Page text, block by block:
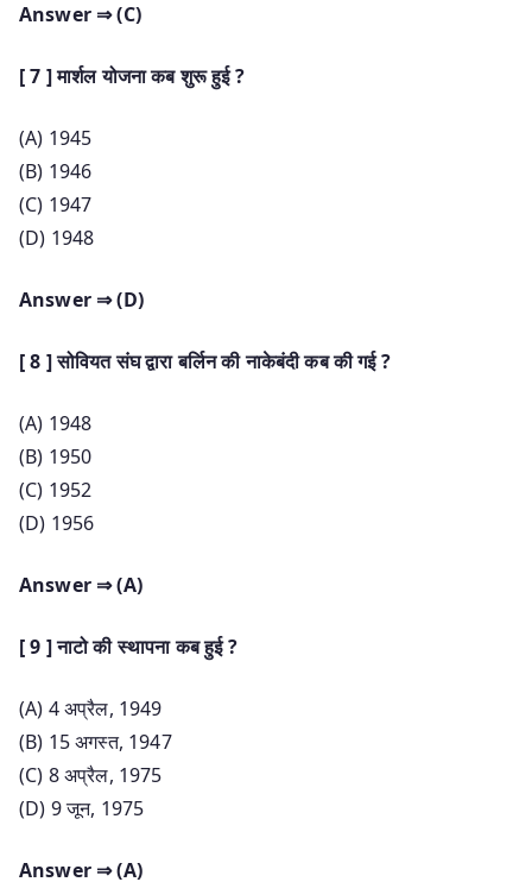
Answer ⇒ (C)
[ 7 ] मार्शल योजना कब शुरू हुई ?
(A) 1945
(B) 1946
(C) 1947
(D) 1948
Answer ⇒ (D)
[ 8 ] सोवियत संघ द्वारा बर्लिन की नाकेबंदी कब की गई ?
(A) 1948
(B) 1950
(C) 1952
(D) 1956
Answer ⇒ (A)
[ 9 ] नाटो की स्थापना कब हुई ?
(A) 4 अप्रैल, 1949
(B) 15 अगस्त, 1947
(C) 8 अप्रैल, 1975
(D) 9 जून, 1975
Answer ⇒ (A)